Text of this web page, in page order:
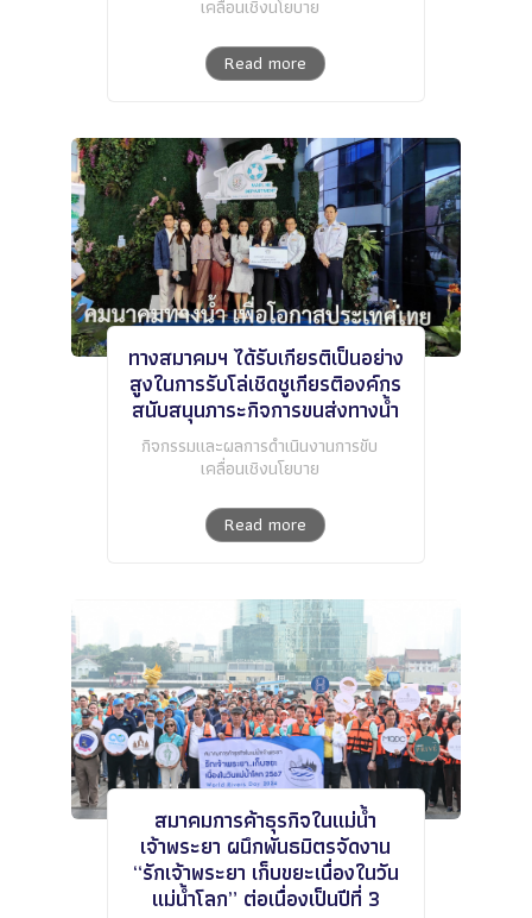
เคลื่อนเชิงนโยบาย
Read more
ทางสมาคมฯ ได้รับเกียรติเป็นอย่าง
สูงในการรับโล่เชิดชูเกียรติองค์กร
สนับสนุนภาระกิจการขนส่งทางน้ำ
กิจกรรมและผลการดำเนินงานการขับ
เคลื่อนเชิงนโยบาย
Read more
สมาคมการค้าธุรกิจในแม่น้ำ
เจ้าพระยา ผนึกพันธมิตรจัดงาน
“รักเจ้าพระยา เก็บขยะเนื่องในวัน
แม่น้ำโลก” ต่อเนื่องเป็นปีที่ 3